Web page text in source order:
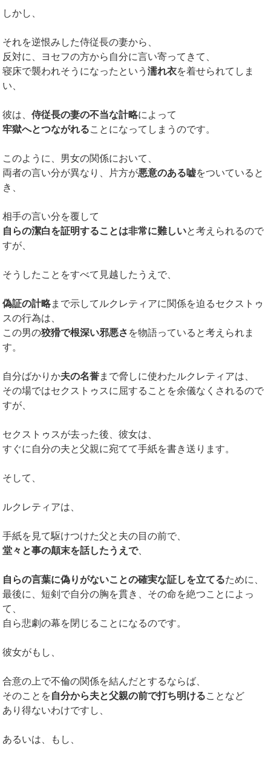
しかし、
それを逆恨みした侍従長の妻から、
反対に、ヨセフの方から自分に言い寄ってきて、
寝床で襲われそうになったという濡れ衣を着せられてしま
い、
彼は、侍従長の妻の不当な計略によって
牢獄へとつながれることになってしまうのです。
このように、男女の関係において、
両者の言い分が異なり、片方が悪意のある嘘をついていると
き、
相手の言い分を覆して
自らの潔白を証明することは非常に難しいと考えられるので
すが、
そうしたことをすべて見越したうえで、
偽証の計略まで示してルクレティアに関係を迫るセクストゥ
スの行為は、
この男の狡猾で根深い邪悪さ を物語っていると考えられま
す。
自分ばかりか夫の名誉まで脅しに使わたルクレティアは、
その場ではセクストゥスに屈することを余儀なくされるので
すが、
セクストゥスが去った後、彼女は、
すぐに自分の夫と父親に宛てて手紙を書き送ります。
そして、
ルクレティアは、
手紙を見て駆けつけた父と夫の目の前で、
堂々と事の顛末を話したうえで、
自らの言葉に偽りがないことの確実な証しを立てるために、
最後に、短剣で自分の胸を貫き、その命を絶つことによっ
て、
自ら悲劇の幕を閉じることになるのです。
彼女がもし、
合意の上で不倫の関係を結んだとするならば、
そのことを自分から夫と父親の前で打ち明けることなど
あり得ないわけですし、
あるいは、もし、